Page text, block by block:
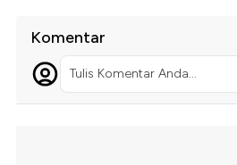
Komentar
Tulis Komentar Anda...